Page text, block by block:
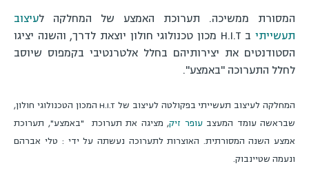
המסורת ממשיכה. תערוכת האמצע של המחלקה לעיצוב
תעשייתיב H.I.T מכון טכנולוגי חולון יוצאת לדרך, והשנה יציגו
הסטודנטים את יצירותיהם בחלל אלטרנטיבי בקמפוס שיוסב
לחלל התערוכה "באמצע".
המחלקה לעיצוב תעשייתי בפקולטה לעיצוב של H.I.Tהמכון הטכנולוגי חולון,
שבראשה עומד המעצבעופר זיק, מציגה את תערוכת
"באמצע", תערוכת
אמצע השנה המסורתית. האוצרות לתערוכה נעשתה על ידי : טלי אברהם
ונעמה שטיינבוק.